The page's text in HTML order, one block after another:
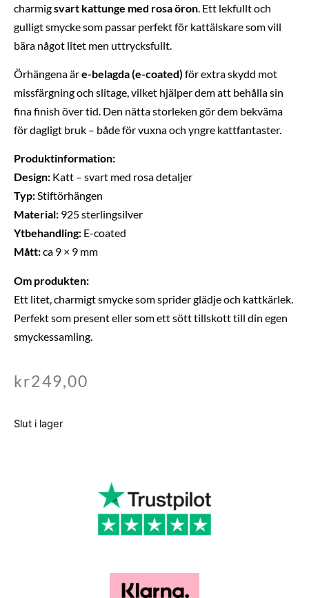
charmigsvart kattunge med rosa öron . Ett lekfullt och
gulligt smycke som passar perfekt för kattälskare som vill
bära något litet men uttrycksfullt.
Örhängena äre-belagda (e-coated) för extra skydd mot
missfärgning och slitage, vilket hjälper dem att behålla sin
fina finish över tid. Den nätta storleken gör dem bekväma
för dagligt bruk – både för vuxna och yngre kattfantaster.
Produktinformation:
Design: Katt – svart med rosa detaljer
Typ:Stiftörhängen
Material: 925 sterlingsilver
Ytbehandling: E-coated
Mått:ca 9 × 9 mm
Om produkten:
Ett litet, charmigt smycke som sprider glädje och kattkärlek.
Perfekt som present eller som ett sött tillskott till din egen
smyckessamling.
kr249,00
Slut i lager